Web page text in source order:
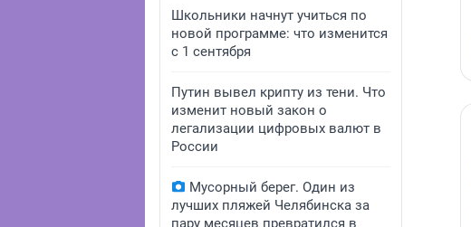
Школьники начнут учиться по
новой программе: что изменится
с 1 сентября
Путин вывел крипту из тени. Что
изменит новый закон о
легализации цифровых валют в
России
Мусорный берег. Один из
лучших пляжей Челябинска за
пару месяцев превратился в